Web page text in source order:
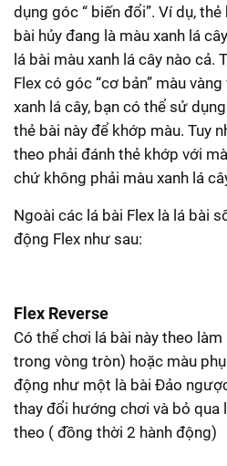
dụng góc “ biến đổi”. Ví dụ,
bài hủy đang là màu xanh lá
lá bài màu xanh lá cây nào cả.
Flex có góc “cơ bản” màu
xanh lá cây, bạn có thể sử
thẻ bài này để khớp màu. Tuy
theo phải đánh thẻ khớp với
chứ không phải màu xanh lá
Ngoài các lá bài Flex là lá bài
động Flex như sau:
Flex Reverse
Có thể chơi lá bài này theo
trong vòng tròn) hoặc màu
động như một là bài Đảo
thay đổi hướng chơi và bỏ
theo ( đồng thời 2 hành động)